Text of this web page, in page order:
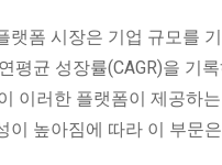
랫폼 시장은 기업 규모를
평균 성장률(CAGR)을 기
이러한 플랫폼이 제공하
이 높아짐에 따라 이 부문